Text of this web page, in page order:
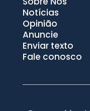
Notícias
Opinião
Anuncie
Enviar texto
Fale conosco